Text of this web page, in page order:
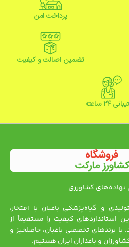
پرداخت امن
تضمین اصالت و کیفیت
۲۴ ساعته
نهاده‌های کشاورزی
و گیاه‌پزشکی باغبان با افتخار،
استانداردهای کیفیت را مستقیماً از
برندهای تخصصی باغبان، حاصلخیز و
و باغداران ایران هستیم.